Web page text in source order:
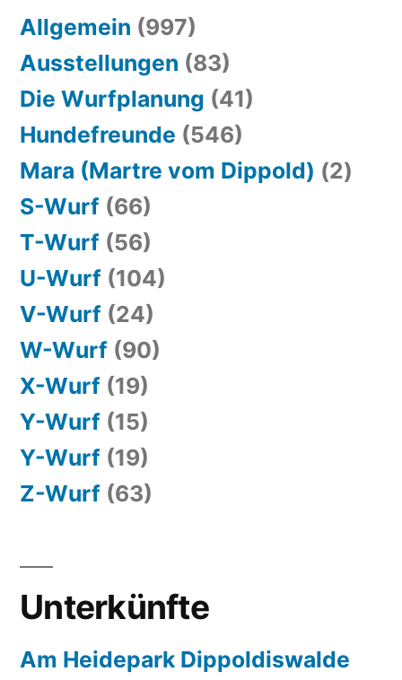
Allgemein (997)
Ausstellungen (83)
Die Wurfplanung (41)
Hundefreunde (546)
Mara (Martre vom Dippold) (2)
S-Wurf (66)
T-Wurf (56)
U-Wurf (104)
V-Wurf (24)
W-Wurf (90)
X-Wurf (19)
Y-Wurf (15)
Y-Wurf (19)
Z-Wurf (63)
Unterkünfte
Am Heidepark Dippoldiswalde